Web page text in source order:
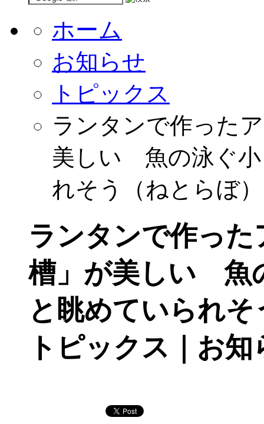
ホーム
お知らせ
トピックス
ランタンで作った
美しい 魚の泳ぐ小
れそう（ねとらぼ）
ランタンで作っ
槽」が美しい 魚
と眺めていられ
トピックス｜お知